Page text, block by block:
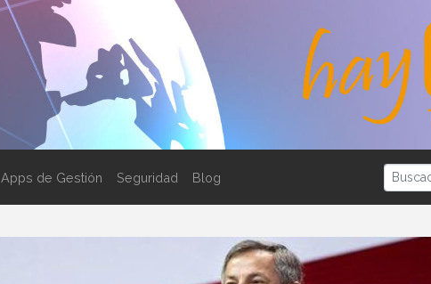
Apps de Gestión Seguridad Blog